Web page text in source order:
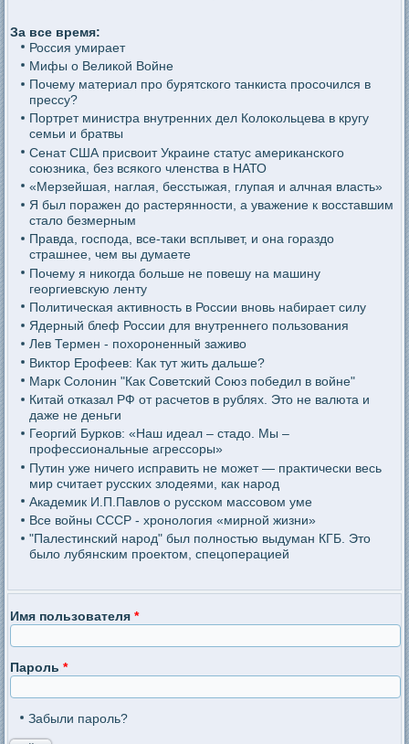
За все время:
Россия умирает
Мифы о Великой Войне
Почему материал про бурятского танкиста просочился в
прессу?
Портрет министра внутренних дел Колокольцева в кругу
семьи и братвы
Сенат США присвоит Украине статус американского
союзника, без всякого членства в НАТО
«Мерзейшая, наглая, бесстыжая, глупая и алчная власть»
Я был поражен до растерянности, а уважение к восставшим
стало безмерным
Правда, господа, все-таки всплывет, и она гораздо
страшнее, чем вы думаете
Почему я никогда больше не повешу на машину
георгиевскую ленту
Политическая активность в России вновь набирает силу
Ядерный блеф России для внутреннего пользования
Лев Термен - похороненный заживо
Виктор Ерофеев: Как тут жить дальше?
Марк Солонин "Как Советский Союз победил в войне"
Китай отказал РФ от расчетов в рублях. Это не валюта и
даже не деньги
Георгий Бурков: «Наш идеал – стадо. Мы –
профессиональные агрессоры»
Путин уже ничего исправить не может — практически весь
мир считает русских злодеями, как народ
Академик И.П.Павлов о русском массовом уме
Все войны СССР - хронология «мирной жизни»
"Палестинский народ" был полностью выдуман КГБ. Это
было лубянским проектом, спецоперацией
Имя пользователя*
Пароль*
Забыли пароль?